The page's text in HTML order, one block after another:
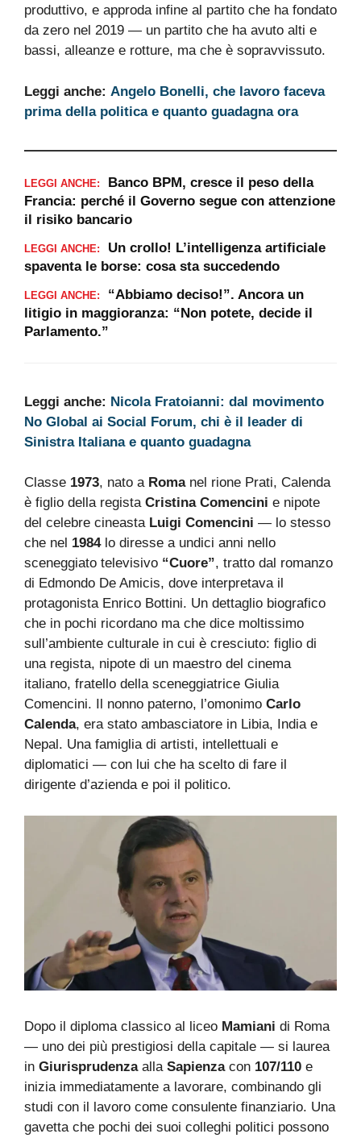
produttivo, e approda infine al partito che ha fondato
da zero nel 2019 — un partito che ha avuto alti e
bassi, alleanze e rotture, ma che è sopravvissuto.
Leggi anche: Angelo Bonelli, che lavoro faceva
prima della politica e quanto guadagna ora
LEGGI ANCHE:
Banco BPM, cresce il peso della
Francia: perché il Governo segue con attenzione
il risiko bancario
LEGGI ANCHE:
Un crollo! L’intelligenza artificiale
spaventa le borse: cosa sta succedendo
LEGGI ANCHE:
“Abbiamo deciso!”. Ancora un
litigio in maggioranza: “Non potete, decide il
Parlamento.”
Leggi anche: Nicola Fratoianni: dal movimento
No Global ai Social Forum, chi è il leader di
Sinistra Italiana e quanto guadagna
Classe 1973, nato a Romanel rione Prati, Calenda
è figlio della regista Cristina Comencini e nipote
del celebre cineasta Luigi Comencini — lo stesso
che nel 1984lo diresse a undici anni nello
sceneggiato televisivo “Cuore”, tratto dal romanzo
di Edmondo De Amicis, dove interpretava il
protagonista Enrico Bottini. Un dettaglio biografico
che in pochi ricordano ma che dice moltissimo
sull’ambiente culturale in cui è cresciuto: figlio di
una regista, nipote di un maestro del cinema
italiano, fratello della sceneggiatrice Giulia
Comencini. Il nonno paterno, l’omonimo Carlo
Calenda, era stato ambasciatore in Libia, India e
Nepal. Una famiglia di artisti, intellettuali e
diplomatici — con lui che ha scelto di fare il
dirigente d’azienda e poi il politico.
Dopo il diploma classico al liceo Mamiani di Roma
— uno dei più prestigiosi della capitale — si laurea
in Giurisprudenzaalla Sapienzacon 107/110 e
inizia immediatamente a lavorare, combinando gli
studi con il lavoro come consulente finanziario. Una
gavetta che pochi dei suoi colleghi politici possono